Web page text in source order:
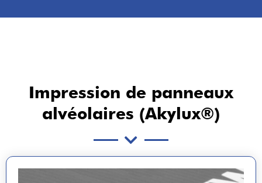
Impression de panneaux
alvéolaires (Akylux®)